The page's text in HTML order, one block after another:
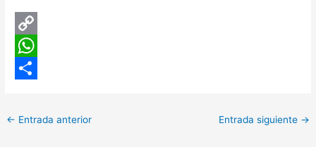
C
oW
← Entrada anterior Entrada siguiente →